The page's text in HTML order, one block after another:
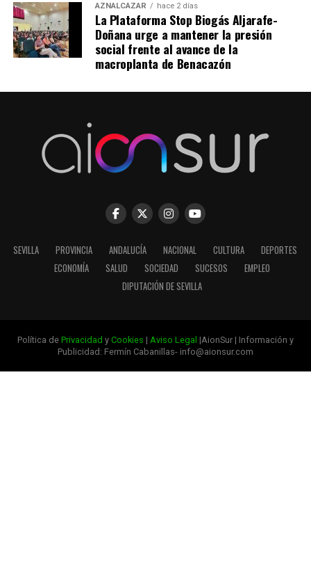
AZNALCÁZAR hace 2 días
La Plataforma Stop Biogás Aljarafe-
Doñana urge a mantener la presión
social frente al avance de la
macroplanta de Benacazón
SEVILLA PROVINCIA ANDALUCÍA NACIONAL CULTURA
DEPORTES
ECONOMÍA
SALUD SOCIEDAD SUCESOS
EMPLEO
DIPUTACIÓN DE SEVILLA
Política de Privacidad y Cookies | Aviso Legal |AionSur | Información y
Publicidad: Fermín Cabanillas- info@aionsur.com